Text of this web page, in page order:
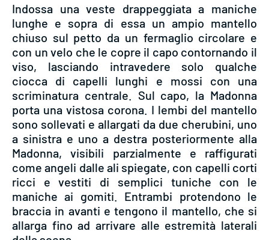
Indossa una veste drappeggiata a maniche
lunghe e sopra di essa un ampio mantello
chiuso sul petto da un fermaglio circolare e
con un velo che le copre il capo contornando il
viso, lasciando intravedere solo qualche
ciocca di capelli lunghi e mossi con una
scriminatura centrale. Sul capo, la Madonna
porta una vistosa corona. I lembi del mantello
sono sollevati e allargati da due cherubini, uno
a sinistra e uno a destra posteriormente alla
Madonna, visibili parzialmente e raffigurati
come angeli dalle ali spiegate, con capelli corti
ricci e vestiti di semplici tuniche con le
maniche ai gomiti. Entrambi protendono le
braccia in avanti e tengono il mantello, che si
allarga fino ad arrivare alle estremità laterali